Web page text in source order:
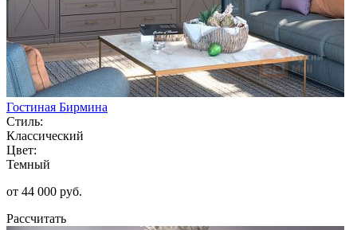
Гостиная Бирмина
Стиль:
Классический
Цвет:
Темный
от 44 000 руб.
Рассчитать